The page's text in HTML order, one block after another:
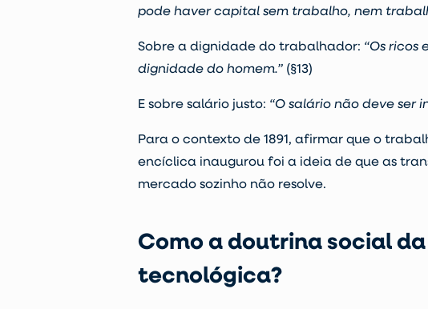
pode haver capital sem trabalho, nem
Sobre a dignidade do trabalhador: “Os
dignidade do homem.” (§13)
E sobre salário justo: “O salário não deve ser
Para o contexto de 1891, afirmar que o
encíclica inaugurou foi a ideia de que as
mercado sozinho não resolve.
Como a doutrina social
tecnológica?